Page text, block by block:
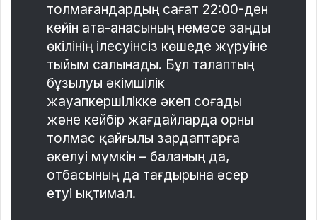
толмағандардың сағат 22:00-ден
кейін ата-анасының немесе заңды
өкілінің ілесуінсіз көшеде жүруіне
тыйым салынады. Бұл талаптың
бұзылуы әкімшілік
жауапкершілікке әкеп соғады
және кейбір жағдайларда орны
толмас қайғылы зардаптарға
әкелуі мүмкін – баланың да,
отбасының да тағдырына әсер
етуі ықтимал.